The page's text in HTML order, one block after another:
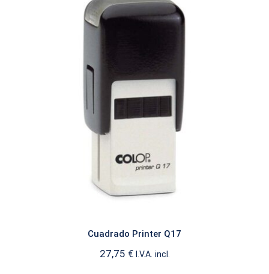
Cuadrado Printer Q17
Cuadrado Printer Q17
27,75 € I.V.A. incl.